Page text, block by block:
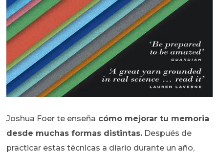
Joshua Foer te enseña cómo mejorar tu memoria
desde muchas formas distintas. Después de
practicar estas técnicas a diario durante un año,